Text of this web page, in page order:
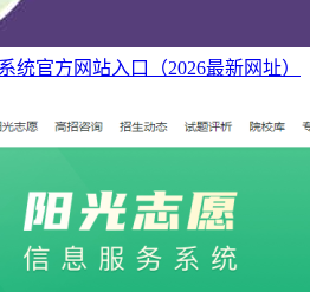
统官方网站入口（2026最新网址）